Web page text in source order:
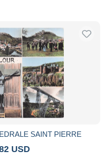
SAINT PIERRE
USD